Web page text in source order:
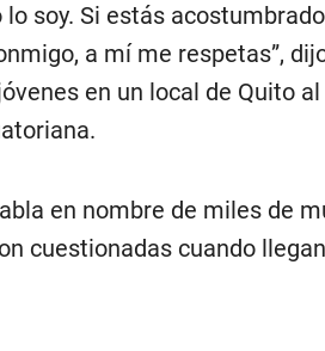
lo soy. Si estás
a mí me respetas”,
en un local de Quito
en nombre de miles de
cuestionadas cuando